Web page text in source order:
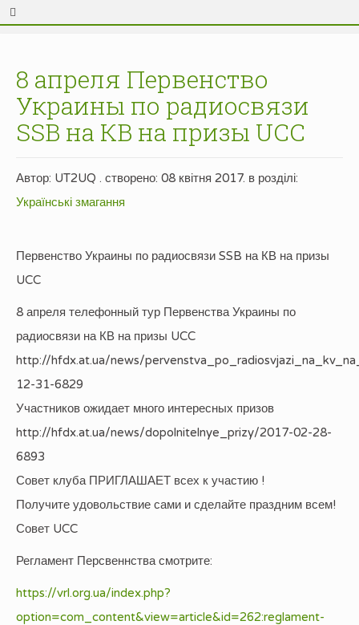
8 апреля Первенство
Украины по радиосвязи
SSB на КВ на призы UCC
Автор: UT2UQ . створено: 08 квітня 2017. в розділі:
Українські змагання
Первенство Украины по радиосвязи SSB на КВ на призы
UCC
8 апреля телефонный тур Первенства Украины по
радиосвязи на КВ на призы UCC
http://hfdx.at.ua/news/
12-31-6829
Участников ожидает много интересных призов
http://hfdx.at.ua/news/dopolnitelnye_prizy/2017-02-28-
6893
Совет клуба ПРИГЛАШАЕТ всех к участию !
Получите удовольствие сами и сделайте праздним всем!
Совет UCC
Регламент Персвеннства смотрите:
https://vrl.org.ua/index.php?
option=com_content&view=article&id=262:reglament-